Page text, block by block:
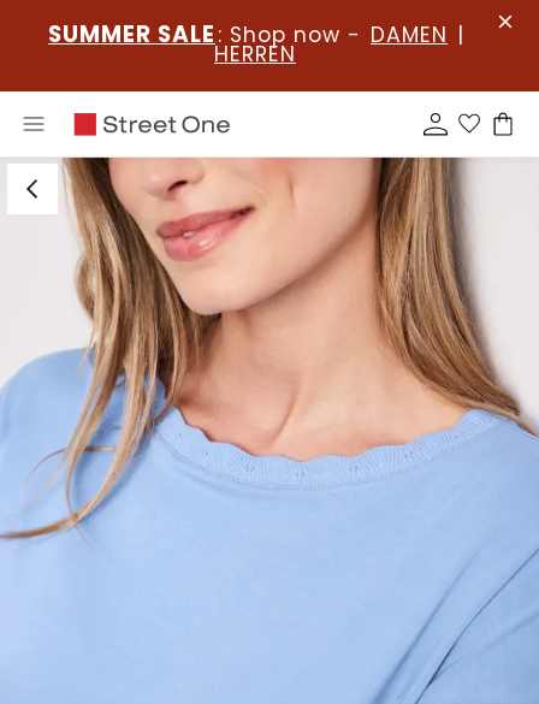
SUMMER SALE : Shop now - DAMEN |
HERREN